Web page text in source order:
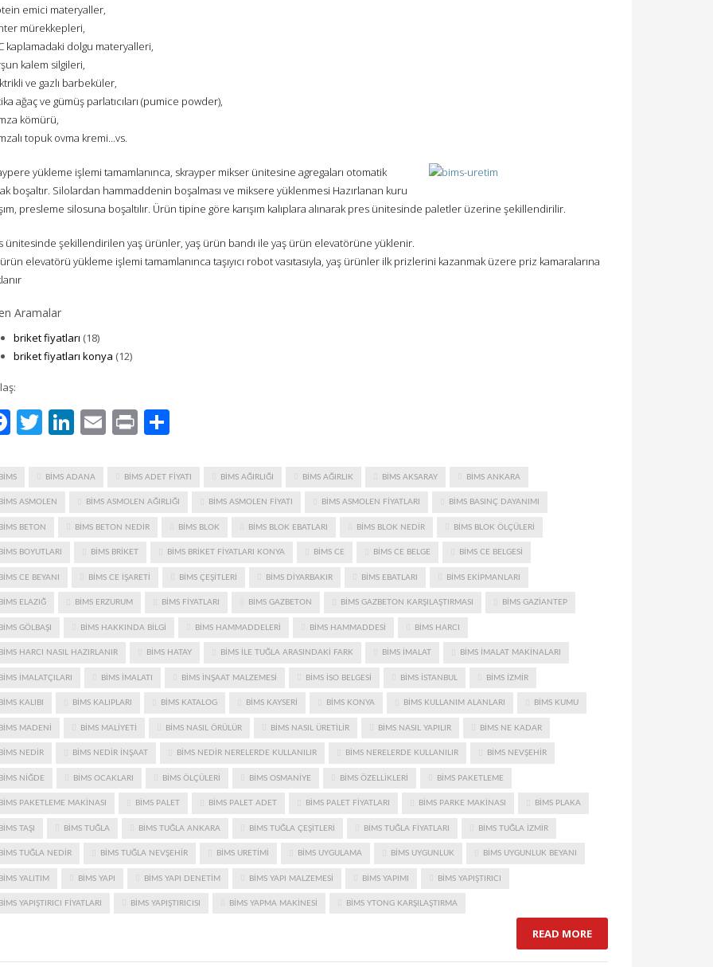
emici materyaller,
mürekkepleri,
kaplamadaki dolgu materyalleri,
kalem silgileri,
ve gazlı barbeküler,
ağaç ve gümüş parlatıcıları (pumice powder),
kömürü,
topuk ovma kremi…vs.
yükleme işlemi tamamlanınca, skrayper mikser ünitesine agregaları otomatik
boşaltır. Silolardan hammaddenin boşalması ve miksere yüklenmesi Hazırlanan kuru
presleme silosuna boşaltılır. Ürün tipine göre karışım kalıplara alınarak pres ünitesinde paletler üzerine şekillendirilir.
ünitesinde şekillendirilen yaş ürünler, yaş ürün bandı ile yaş ürün elevatörüne yüklenir.
elevatörü yükleme işlemi tamamlanınca taşıyıcı robot vasıtasıyla, yaş ürünler ilk prizlerini kazanmak üzere priz kamaralarına
Aramalar
briket fiyatları (18)
briket fiyatları konya (12)
Facebook
Twitter
LinkedIn
Email
PrintShare
BIMS ADANA BIMS ADET FIYATI BIMS AĞIRLIĞI BIMS AĞIRLIK BIMS AKSARAY BIMS ANKARA
ASMOLEN BIMS ASMOLEN AĞIRLIĞI BIMS ASMOLEN FIYATI BIMS ASMOLEN FIYATLARI BIMS BASINÇ DAYANIMI
BETON BIMS BETON NEDIR BIMS BLOK BIMS BLOK EBATLARI BIMS BLOK NEDIR BIMS BLOK ÖLÇÜLERI
BOYUTLARI BIMS BRIKET BIMS BRIKET FIYATLARI KONYA BIMS CE BIMS CE BELGE BIMS CE BELGESI
CE BEYANI BIMS CE IŞARETI BIMS ÇEŞITLERI BIMS DIYARBAKIR BIMS EBATLARI BIMS EKIPMANLARI
ELAZIĞ BIMS ERZURUM BIMS FIYATLARI BIMS GAZBETON BIMS GAZBETON KARŞILAŞTIRMASI BIMS GAZIANTEP
GÖLBAŞI BIMS HAKKINDA BILGI BIMS HAMMADDELERI BIMS HAMMADDESI BIMS HARCI
HARCI NASIL HAZIRLANIR BIMS HATAY BIMS ILE TUĞLA ARASINDAKI FARK BIMS IMALAT BIMS IMALAT MAKINALARI
IMALATÇILARI BIMS IMALATI BIMS INŞAAT MALZEMESI BIMS ISO BELGESI BIMS ISTANBUL BIMS IZMIR
KALIBI BIMS KALIPLARI BIMS KATALOG BIMS KAYSERI BIMS KONYA BIMS KULLANIM ALANLARI BIMS KUMU
MADENI BIMS MALIYETI BIMS NASIL ÖRÜLÜR BIMS NASIL ÜRETILIR BIMS NASIL YAPILIR BIMS NE KADAR
NEDIR BIMS NEDIR INŞAAT BIMS NEDIR NERELERDE KULLANILIR BIMS NERELERDE KULLANILIR BIMS NEVŞEHIR
NIĞDE BIMS OCAKLARI BIMS ÖLÇÜLERI BIMS OSMANIYE BIMS ÖZELLIKLERI BIMS PAKETLEME
PAKETLEME MAKINASI BIMS PALET BIMS PALET ADET BIMS PALET FIYATLARI BIMS PARKE MAKINASI BIMS PLAKA
TAŞI BIMS TUĞLA BIMS TUĞLA ANKARA BIMS TUĞLA ÇEŞITLERI BIMS TUĞLA FIYATLARI BIMS TUĞLA IZMIR
TUĞLA NEDIR BIMS TUĞLA NEVŞEHIR BIMS URETIMI BIMS UYGULAMA BIMS UYGUNLUK BIMS UYGUNLUK BEYANI
YALITIM BIMS YAPI BIMS YAPI DENETIM BIMS YAPI MALZEMESI BIMS YAPIMI BIMS YAPIŞTIRICI
YAPIŞTIRICI FIYATLARI BIMS YAPIŞTIRICISI BIMS YAPMA MAKINESI BIMS YTONG KARŞILAŞTIRMA
READ MORE